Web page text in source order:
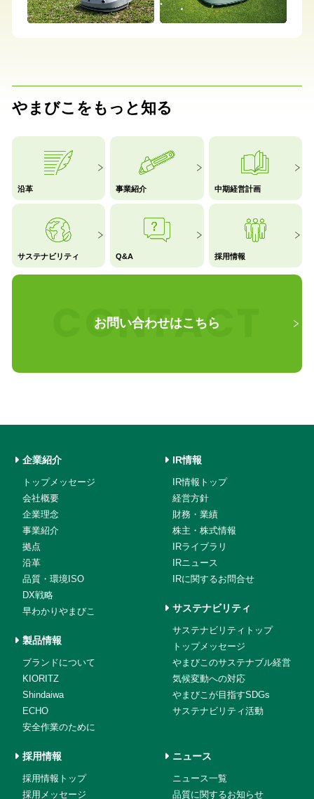
やまびこをもっと知る
沿革 事業紹介 中期経営計画
サステナビリティ Q&A 採用情報
CONTACT
お問い合わせはこちら
企業紹介
トップメッセージ
会社概要
企業理念
事業紹介
拠点
沿革
品質・環境ISO
DX戦略
早わかりやまびこ
製品情報
ブランドについて
KIORITZ
Shindaiwa
ECHO
安全作業のために
IR情報
IR情報トップ
経営方針
財務・業績
株主・株式情報
IRライブラリ
IRニュース
IRに関するお問合せ
サステナビリティ
サステナビリティトップ
トップメッセージ
やまびこのサステナブル経営
気候変動への対応
やまびこが目指すSDGs
サステナビリティ活動
採用情報
採用情報トップ
採用メッセージ
ニュース
ニュース一覧
品質に関するお知らせ